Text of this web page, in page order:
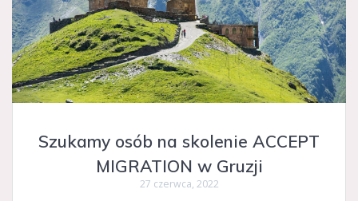
Szukamy osób na skolenie ACCEPT
MIGRATION w Gruzji
27 czerwca, 2022